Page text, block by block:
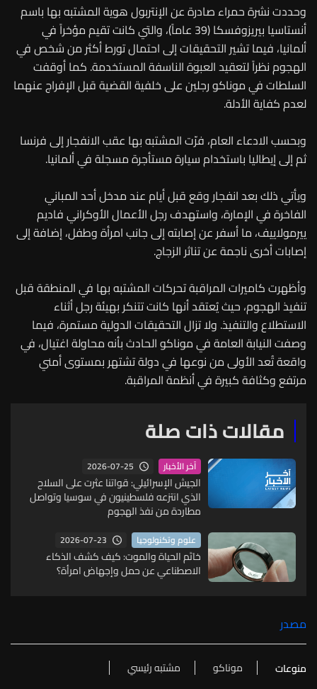
وحددت نشرة حمراء صادرة عن الإنتربول هوية المشتبه بها باسم
أنستاسيا بيريزوفسكا (39 عاماً)، والتي كانت تقيم مؤخراً في
ألمانيا، فيما تشير التحقيقات إلى احتمال تورط أكثر من شخص في
الهجوم نظراً لتعقيد العبوة الناسفة المستخدمة. كما أوقفت
السلطات في موناكو رجلين على خلفية القضية قبل الإفراج عنهما
لعدم كفاية الأدلة.
وبحسب الادعاء العام، فرّت المشتبه بها عقب الانفجار إلى فرنسا
ثم إلى إيطاليا باستخدام سيارة مستأجرة مسجلة في ألمانيا.
ويأتي ذلك بعد انفجار وقع قبل أيام عند مدخل أحد المباني
الفاخرة في الإمارة، واستهدف رجل الأعمال الأوكراني فاديم
ييرمولاييف، ما أسفر عن إصابته إلى جانب امرأة وطفل، إضافة إلى
إصابات أخرى ناجمة عن تناثر الزجاج.
وأظهرت كاميرات المراقبة تحركات المشتبه بها في المنطقة قبل
تنفيذ الهجوم، حيث يُعتقد أنها كانت تتنكر بهيئة رجل أثناء
الاستطلاع والتنفيذ. ولا تزال التحقيقات الدولية مستمرة، فيما
وصفت النيابة العامة في موناكو الحادث بأنه محاولة اغتيال، في
واقعة تُعد الأولى من نوعها في دولة تشتهر بمستوى أمني
مرتفع وكثافة كبيرة في أنظمة المراقبة.
مقالات ذات صلة
آخر الأخبار 2026-07-25
الجيش الإسرائيلي: قواتنا عثرت على السلاح
الذي انتزعه فلسطينيون في سوسيا وتواصل
مطاردة من نفذ الهجوم
علوم وتكنولوجيا 2026-07-23
خاتَم الحياة والموت: كيف كشف الذكاء
الاصطناعي عن حمل وإجهاض امرأة؟
مصدر
منوعات موناكو
مشتبه رئيسي